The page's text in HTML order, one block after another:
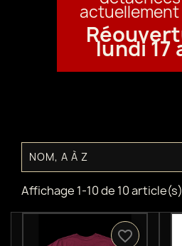
actuellement
lundi 17
NOM, A À Z
Affichage 1-10 de 10 article(s)
favorite_border